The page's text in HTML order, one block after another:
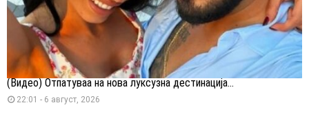
(Видео) Отпатуваа на нова луксузна дестинација...
22:01 - 6 август, 2026